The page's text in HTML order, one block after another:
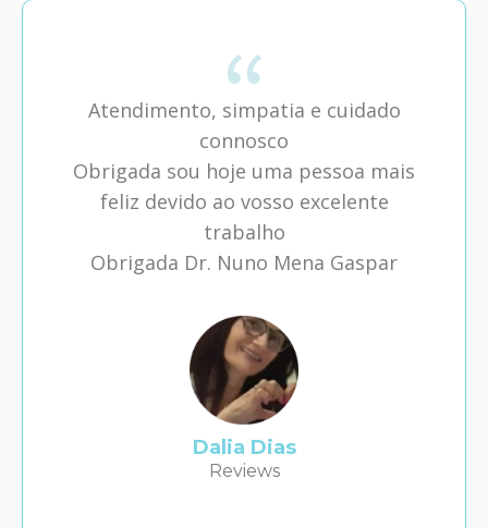
Atendimento, simpatia e cuidado
connosco
Obrigada sou hoje uma pessoa mais
feliz devido ao vosso excelente
trabalho
Obrigada Dr. Nuno Mena Gaspar
Dalia Dias
Reviews